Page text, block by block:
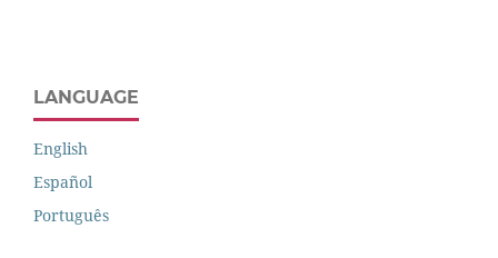
LANGUAGE
English
Español
Português